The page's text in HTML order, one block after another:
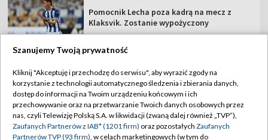
Pomocnik Lecha poza kadrą na mecz z
Klaksvik. Zostanie wypożyczony
TVP
Abonament TVP
Sklep TVP
Regulamin TVP
Polityka prywatności
Szanujemy Twoją prywatność
Kliknij "Akceptuję i przechodzę do serwisu", aby wyrazić zgody na
korzystanie z technologii automatycznego śledzenia i zbierania danych,
dostęp do informacji na Twoim urządzeniu końcowym i ich
przechowywanie oraz na przetwarzanie Twoich danych osobowych przez
nas, czyli Telewizję Polską S.A. w likwidacji (zwaną dalej również „TVP”),
Zaufanych Partnerów z IAB* (1201 firm) oraz pozostałych Zaufanych
Partnerów TVP (93 firm), w celach marketingowych (w tym do